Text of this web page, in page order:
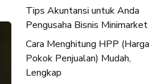
Tips Akuntansi untuk Anda
Pengusaha Bisnis Minimarket
Cara Menghitung HPP (Harga
Pokok Penjualan) Mudah,
Lengkap